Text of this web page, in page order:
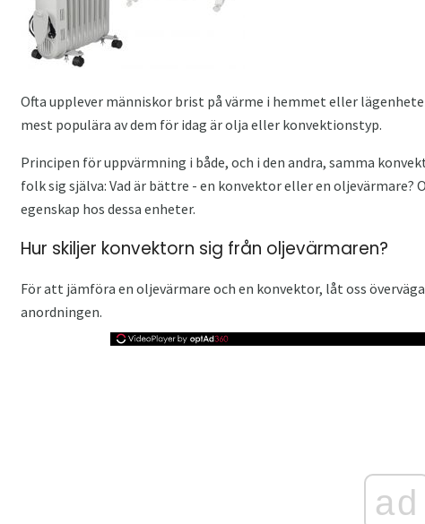
Ofta upplever människor brist på värme i hemmet eller
mest populära av dem för idag är olja eller konvektionstyp.
Principen för uppvärmning i både, och i den andra, samma
folk sig själva: Vad är bättre - en konvektor eller en
egenskap hos dessa enheter.
Hur skiljer konvektorn sig från oljevärmaren?
För att jämföra en oljevärmare och en konvektor, låt oss
anordningen.
ad